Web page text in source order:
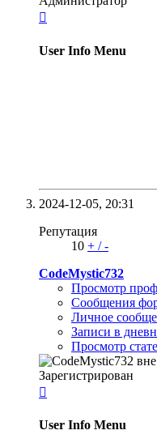

User Info Menu
2024-12-05, 20:31
Репутация
10 + /-
CodeMystic732
Просмотр
Сообщения
Личное
Записи в
Просмотр
Зарегистрирован

User Info Menu